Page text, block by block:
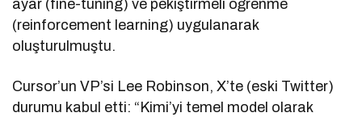
ayar (fine-tuning) ve pekiştirmeli öğrenme
(reinforcement learning) uygulanarak
oluşturulmuştu.
Cursor’un VP’si Lee Robinson, X’te (eski Twitter)
durumu kabul etti: “Kimi’yi temel model olarak